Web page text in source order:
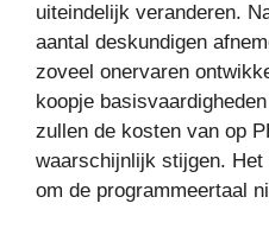
uiteindelijk veranderen.
aantal deskundigen
zoveel onervaren
koopje
zullen de kosten van op
waarschijnlijk stijgen.
om de programmeertaal